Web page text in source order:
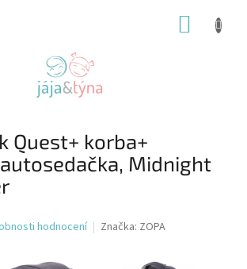
Quest+ korba+
Midnight
hodnocení Značka: ZOPA